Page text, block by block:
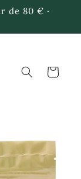
de 80 € ·
Carrito